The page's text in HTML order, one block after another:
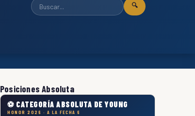
🔍
Posiciones Absoluta
⚽ CATEGORÍA ABSOLUTA DE YOUNG
HONOR 2026 · A LA FECHA 6